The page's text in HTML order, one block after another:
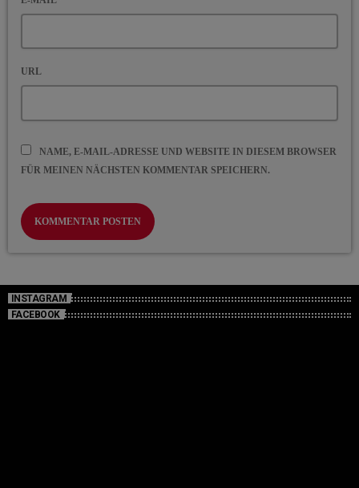
URL
NAME, E-MAIL-ADRESSE UND WEBSITE IN DIESEM BROWSER
FÜR MEINEN NÄCHSTEN KOMMENTAR SPEICHERN.
INSTAGRAM
FACEBOOK